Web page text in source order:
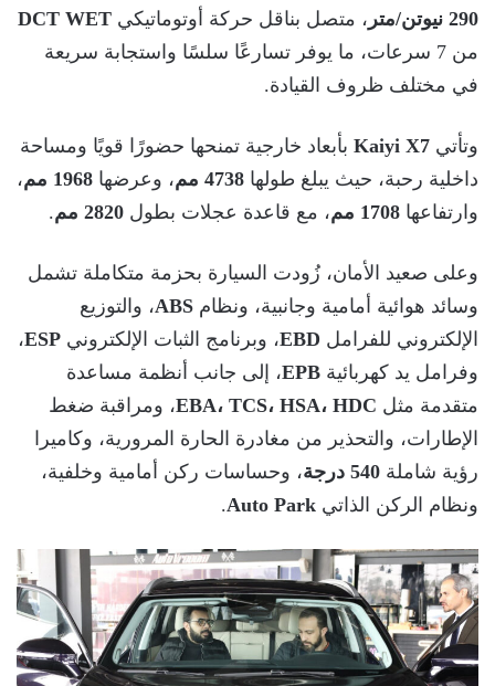
290 نيوتن/متر ، متصل بناقل حركة أوتوماتيكي DCT WET
من 7 سرعات، ما يوفر تسارعًا سلسًا واستجابة سريعة
في مختلف ظروف القيادة.
وتأتي Kaiyi X7 بأبعاد خارجية تمنحها حضورًا قويًا ومساحة
داخلية رحبة، حيث يبلغ طولها 4738 مم ، وعرضها 1968 مم
،
وارتفاعها 1708 مم ، مع قاعدة عجلات بطول 2820 مم .
وعلى صعيد الأمان، زُودت السيارة بحزمة متكاملة تشمل
وسائد هوائية أمامية وجانبية، ونظام ABS، والتوزيع
الإلكتروني للفرامل EBD، وبرنامج الثبات الإلكتروني ESP،
وفرامل يد كهربائية EPB، إلى جانب أنظمة مساعدة
متقدمة مثل EBA، TCS، HSA، HDC، ومراقبة ضغط
الإطارات، والتحذير من مغادرة الحارة المرورية، وكاميرا
رؤية شاملة 540 درجة
، وحساسات ركن أمامية وخلفية،
ونظام الركن الذاتي Auto Park
.